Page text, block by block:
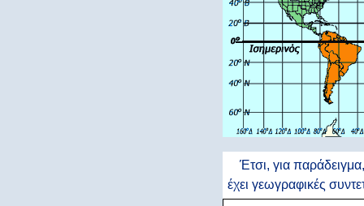
Έτσι, για
έχει γεωγραφικές